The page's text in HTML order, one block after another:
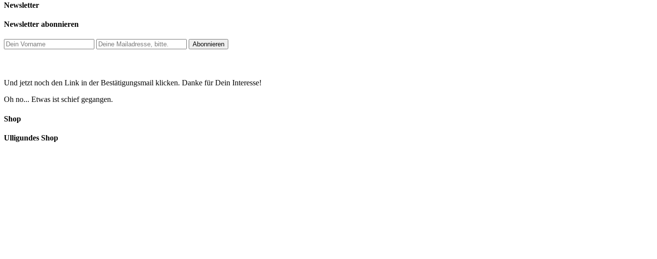
Newsletter
Newsletter abonnieren
Und jetzt noch den Link in der Bestätigungsmail klicken. Danke für Dein Interesse!
Oh no... Etwas ist schief gegangen.
Shop
Ulligundes Shop